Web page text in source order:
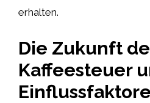
erhalten.
Die Zukunft
Kaffeesteuer